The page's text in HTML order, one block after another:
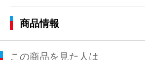
商品情報
この商品を見た人は